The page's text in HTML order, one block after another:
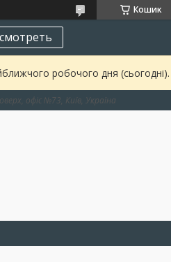
Кошик
робочого дня (сьогодні).
офіс №73, Київ, Україна